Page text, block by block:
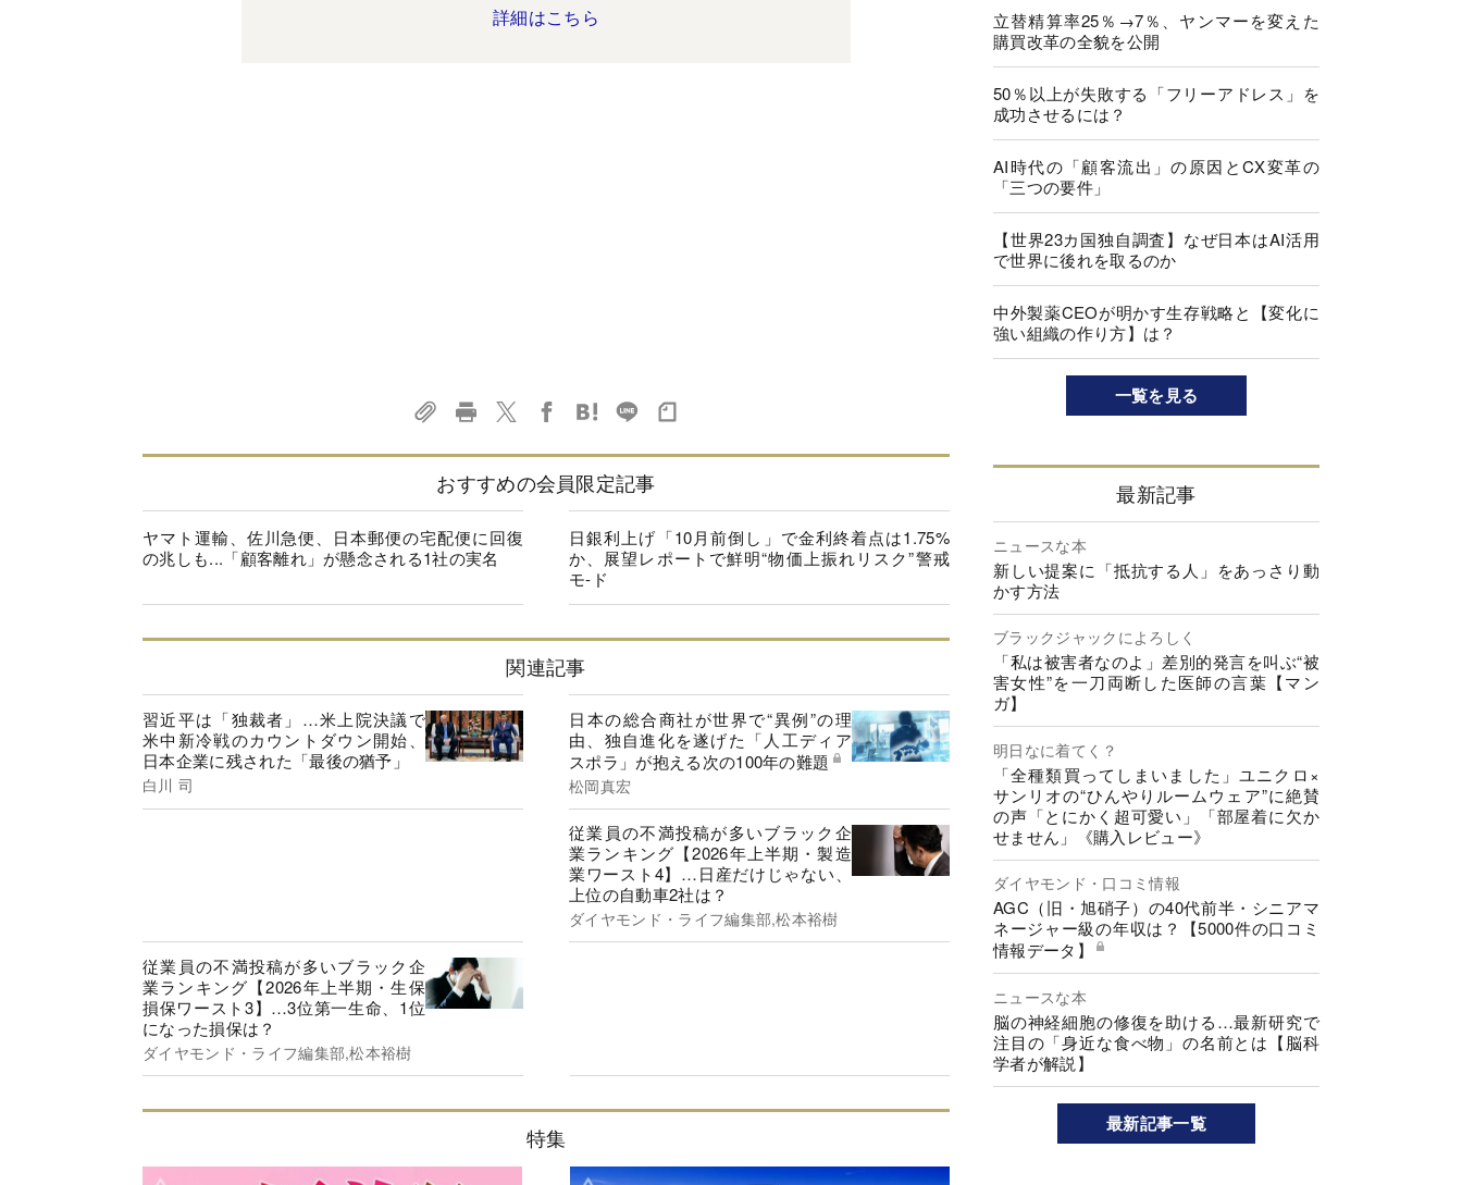
詳細はこちら
おすすめの会員限定記事
ヤマト運輸、佐川急便、日本郵便の宅配便に回復
の兆しも...「顧客離れ」が懸念される1社の実名
日銀利上げ「10月前倒し」で金利終着点は1.75%
か、展望レポートで鮮明“物価上振れリスク”警戒
モ-ド
関連記事
習近平は「独裁者」…米上院決議で
米中新冷戦のカウントダウン開始、
日本企業に残された「最後の猶予」
白川 司
日本の総合商社が世界で“異例”の理
由、独自進化を遂げた「人工ディア
スポラ」が抱える次の100年の難題
松岡真宏
従業員の不満投稿が多いブラック企
業ランキング【2026年上半期・製造
業ワースト4】…日産だけじゃない、
上位の自動車2社は？
ダイヤモンド・ライフ編集部,松本裕樹
従業員の不満投稿が多いブラック企
業ランキング【2026年上半期・生保
損保ワースト3】…3位第一生命、1位
になった損保は？
ダイヤモンド・ライフ編集部,松本裕樹
特集
立替精算率25％→7％、ヤンマーを変えた
購買改革の全貌を公開
50％以上が失敗する「フリーアドレス」を
成功させるには？
AI時代の「顧客流出」の原因とCX変革の
「三つの要件」
【世界23カ国独自調査】なぜ日本はAI活用
で世界に後れを取るのか
中外製薬CEOが明かす生存戦略と【変化に
強い組織の作り方】は？
一覧を見る
最新記事
ニュースな本
新しい提案に「抵抗する人」をあっさり動
かす方法
ブラックジャックによろしく
「私は被害者なのよ」差別的発言を叫ぶ“被
害女性”を一刀両断した医師の言葉【マン
ガ】
明日なに着てく？
「全種類買ってしまいました」ユニクロ×
サンリオの“ひんやりルームウェア”に絶賛
の声「とにかく超可愛い」「部屋着に欠か
せません」《購入レビュー》
ダイヤモンド・口コミ情報
AGC（旧・旭硝子）の40代前半・シニアマ
ネージャー級の年収は？【5000件の口コミ
情報データ】
ニュースな本
脳の神経細胞の修復を助ける…最新研究で
注目の「身近な食べ物」の名前とは【脳科
学者が解説】
最新記事一覧